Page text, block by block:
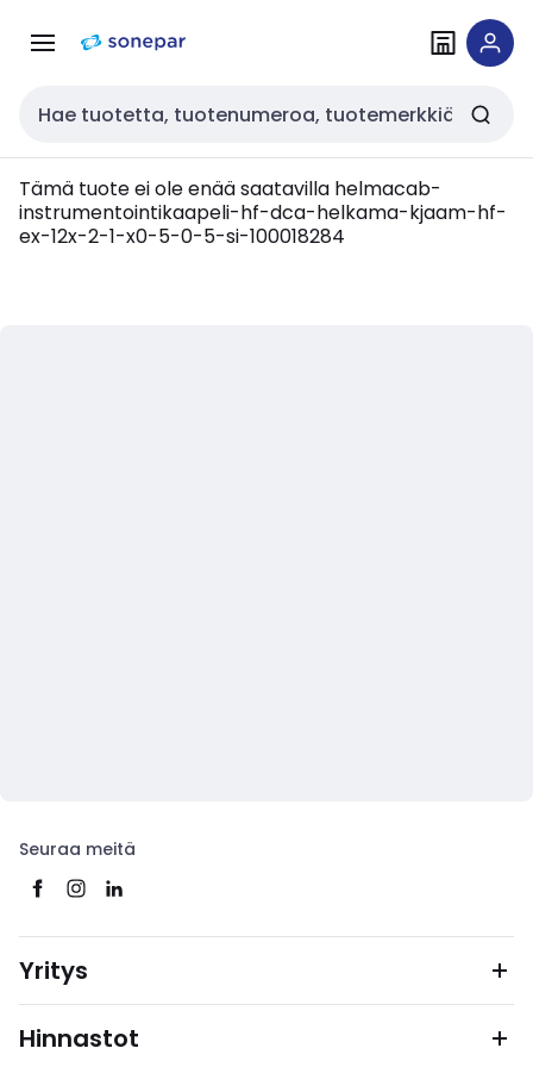
navigointiinsisältöön
Haku
Tämä tuote ei ole enää saatavilla helmacab-
instrumentointikaapeli-hf-dca-helkama-kjaam-hf-
ex-12x-2-1-x0-5-0-5-si-100018284
Seuraa meitä
Yritys
Hinnastot